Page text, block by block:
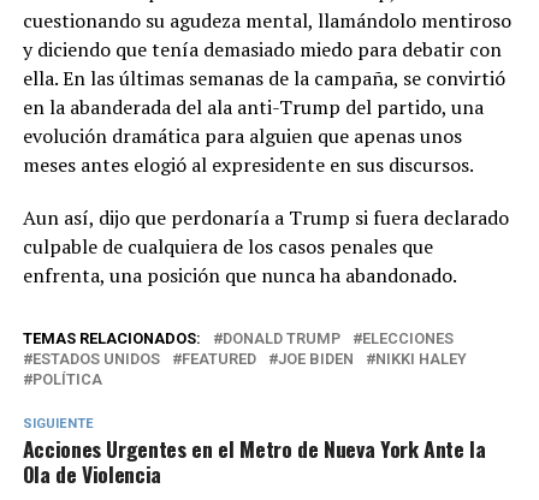
cuestionando su agudeza mental, llamándolo mentiroso
y diciendo que tenía demasiado miedo para debatir con
ella. En las últimas semanas de la campaña, se convirtió
en la abanderada del ala anti-Trump del partido, una
evolución dramática para alguien que apenas unos
meses antes elogió al expresidente en sus discursos.
Aun así, dijo que perdonaría a Trump si fuera declarado
culpable de cualquiera de los casos penales que
enfrenta, una posición que nunca ha abandonado.
TEMAS RELACIONADOS: DONALD TRUMP
ELECCIONES
ESTADOS UNIDOS
FEATURED JOE BIDEN
NIKKI HALEY
POLÍTICA
SIGUIENTE
Acciones Urgentes en el Metro de Nueva York Ante la
Ola de Violencia